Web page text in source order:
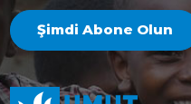
Şimdi Abone Olun